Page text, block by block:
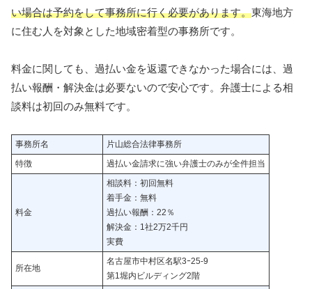
い場合は予約をして事務所に行く必要があります。東海地方
に住む人を対象とした地域密着型の事務所です。
料金に関しても、過払い金を返還できなかった場合には、過
払い報酬・解決金は必要ないので安心です。弁護士による相
談料は初回のみ無料です。
事務所名
片山総合法律事務所
特徴
過払い金請求に強い弁護士のみが全件担当
料金
相談料：初回無料
着手金：無料
過払い報酬：22％
解決金：1社2万2千円
実費
所在地
名古屋市中村区名駅3ｰ25-9
第1堀内ビルディング2階